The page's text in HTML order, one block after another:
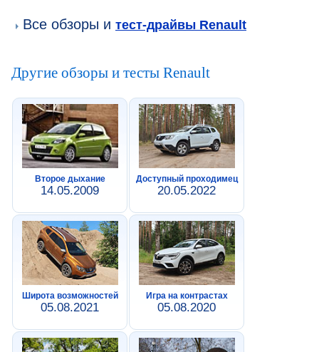
Все обзоры и тест-драйвы Renault
Другие обзоры и тесты Renault
Второе дыхание
14.05.2009
Доступный проходимец
20.05.2022
Широта возможностей
05.08.2021
Игра на контрастах
05.08.2020